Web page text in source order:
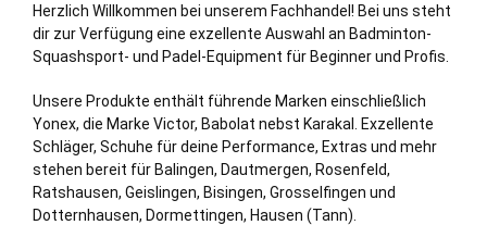
Herzlich Willkommen bei unserem Fachhandel! Bei uns steht
dir zur Verfügung eine exzellente Auswahl an Badminton-
Squashsport- und Padel-Equipment für Beginner und Profis.
Unsere Produkte enthält führende Marken einschließ lich
Yonex, die Marke Victor, Babolat nebst Karakal. Exzellente
Schläger, Schuhe für deine Performance, Extras und mehr
stehen bereit für Balingen, Dautmergen, Rosenfeld,
Ratshausen, Geislingen, Bisingen, Grosselfingen und
Dotternhausen, Dormettingen, Hausen (Tann).